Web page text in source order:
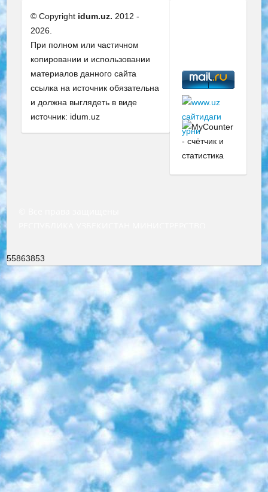
© Copyright idum.uz. 2012 -
2026.
При полном или частичном
копировании и использовании
материалов данного сайта
ссылка на источник обязательна
и должна выглядеть в виде
источник: idum.uz
55863853